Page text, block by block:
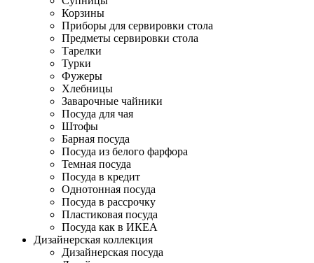
Корзины
Приборы для сервировки стола
Предметы сервировки стола
Тарелки
Турки
Фужеры
Хлебницы
Заварочные чайники
Посуда для чая
Штофы
Барная посуда
Посуда из белого фарфора
Темная посуда
Посуда в кредит
Однотонная посуда
Посуда в рассрочку
Пластиковая посуда
Посуда как в ИКЕА
Дизайнерская коллекция
Дизайнерская посуда